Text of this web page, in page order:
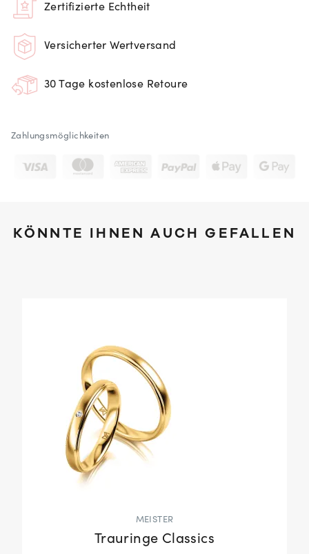
Zertifizierte Echtheit
Versicherter Wertversand
30 Tage kostenlose Retoure
Zahlungsmöglichkeiten
KÖNNTE IHNEN AUCH GEFALLEN
MEISTER
Trauringe Classics